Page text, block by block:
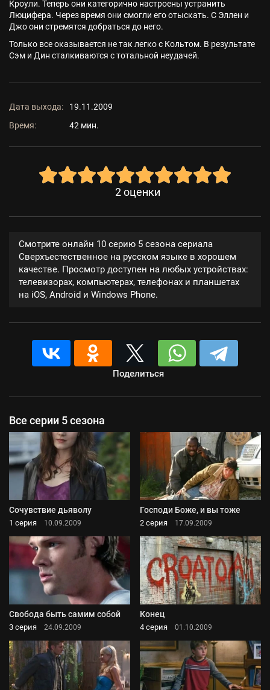
Кроули. Теперь они категорично настроены устранить
Люцифера. Через время они смогли его отыскать. С Эллен и
Джо они стремятся добраться до него.
Только все оказывается не так легко с Кольтом. В результате
Сэм и Дин сталкиваются с тотальной неудачей.
Дата выхода:
19.11.2009
Время:
42 мин.
2 оценки
Смотрите онлайн 10 серию 5 сезона сериала
Сверхъестественное на русском языке в хорошем
качестве. Просмотр доступен на любых устройствах:
телевизорах, компьютерах, телефонах и планшетах
на iOS, Android и Windows Phone.
Поделиться
Все серии 5 сезона
Сочувствие дьяволу
1 серия 10.09.2009
Господи Боже, и вы тоже
2 серия 17.09.2009
Свобода быть самим собой
3 серия 24.09.2009
Конец
4 серия 01.10.2009